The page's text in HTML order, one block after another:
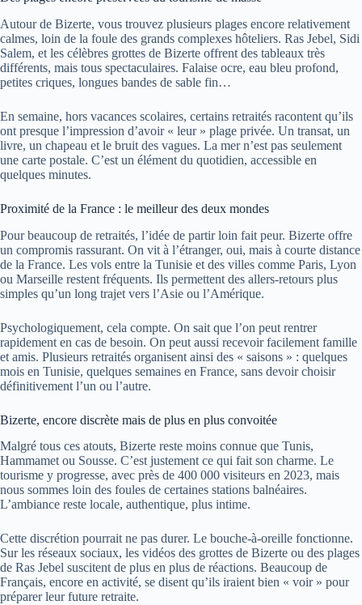
Autour de Bizerte, vous trouvez plusieurs plages encore relativement
calmes, loin de la foule des grands complexes hôteliers. Ras Jebel, Sidi
Salem, et les célèbres grottes de Bizerte offrent des tableaux très
différents, mais tous spectaculaires. Falaise ocre, eau bleu profond,
petites criques, longues bandes de sable fin…
En semaine, hors vacances scolaires, certains retraités racontent qu’ils
ont presque l’impression d’avoir « leur » plage privée. Un transat, un
livre, un chapeau et le bruit des vagues. La mer n’est pas seulement
une carte postale. C’est un élément du quotidien, accessible en
quelques minutes.
Proximité de la France : le meilleur des deux mondes
Pour beaucoup de retraités, l’idée de partir loin fait peur. Bizerte offre
un compromis rassurant. On vit à l’étranger, oui, mais à courte distance
de la France. Les vols entre la Tunisie et des villes comme Paris, Lyon
ou Marseille restent fréquents. Ils permettent des allers-retours plus
simples qu’un long trajet vers l’Asie ou l’Amérique.
Psychologiquement, cela compte. On sait que l’on peut rentrer
rapidement en cas de besoin. On peut aussi recevoir facilement famille
et amis. Plusieurs retraités organisent ainsi des « saisons » : quelques
mois en Tunisie, quelques semaines en France, sans devoir choisir
définitivement l’un ou l’autre.
Bizerte, encore discrète mais de plus en plus convoitée
Malgré tous ces atouts, Bizerte reste moins connue que Tunis,
Hammamet ou Sousse. C’est justement ce qui fait son charme. Le
tourisme y progresse, avec près de 400 000 visiteurs en 2023, mais
nous sommes loin des foules de certaines stations balnéaires.
L’ambiance reste locale, authentique, plus intime.
Cette discrétion pourrait ne pas durer. Le bouche-à-oreille fonctionne.
Sur les réseaux sociaux, les vidéos des grottes de Bizerte ou des plages
de Ras Jebel suscitent de plus en plus de réactions. Beaucoup de
Français, encore en activité, se disent qu’ils iraient bien « voir » pour
préparer leur future retraite.